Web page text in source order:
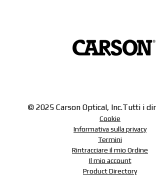
© 2025 Carson Optical, Inc.Tutti i
Cookie
Informativa sulla privacy
Termini
Rintracciare il mio Ordine
Il mio account
Product Directory